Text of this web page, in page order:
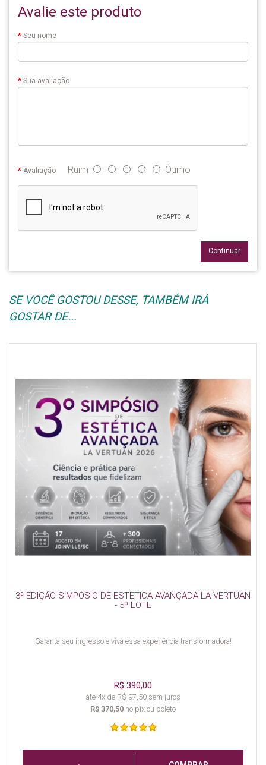
Avalie este produto
Seu nome
Sua avaliação
Avaliação Ruim Ótimo
Continuar
SE VOCÊ GOSTOU DESSE, TAMBÉM IRÁ
GOSTAR DE...
3ª EDIÇÃO SIMPÓSIO DE ESTÉTICA AVANÇADA LA VERTUAN
- 5º LOTE
Garanta seu ingresso e viva essa experiência transformadora!
R$ 390,00
até 4x de R$ 97,50 sem juros
R$ 370,50 no pix ou boleto